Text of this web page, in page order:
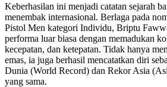
Keberhasilan ini menjadi catatan sejarah
menembak internasional. Berlaga pada
Pistol Men kategori Individu, Briptu
performa luar biasa dengan memadukan
kecepatan, dan ketepatan. Tidak hanya
emas, ia juga berhasil mencatatkan diri
Dunia (World Record) dan Rekor Asia
yang sama.